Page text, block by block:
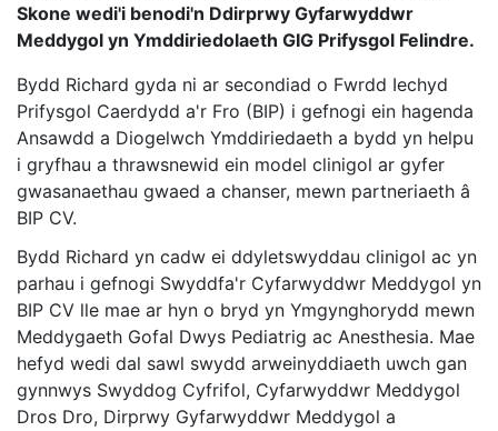
Skone wedi'i benodi'n Ddirprwy Gyfarwyddwr
Meddygol yn Ymddiriedolaeth GIG Prifysgol Felindre.
Bydd Richard gyda ni ar secondiad o Fwrdd Iechyd
Prifysgol Caerdydd a'r Fro (BIP) i gefnogi ein hagenda
Ansawdd a Diogelwch Ymddiriedaeth a bydd yn helpu
i gryfhau a thrawsnewid ein model clinigol ar gyfer
gwasanaethau gwaed a chanser, mewn partneriaeth â
BIP CV.
Bydd Richard yn cadw ei ddyletswyddau clinigol ac yn
parhau i gefnogi Swyddfa'r Cyfarwyddwr Meddygol yn
BIP CV lle mae ar hyn o bryd yn Ymgynghorydd mewn
Meddygaeth Gofal Dwys Pediatrig ac Anesthesia. Mae
hefyd wedi dal sawl swydd arweinyddiaeth uwch gan
gynnwys Swyddog Cyfrifol, Cyfarwyddwr Meddygol
Dros Dro, Dirprwy Gyfarwyddwr Meddygol a